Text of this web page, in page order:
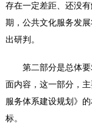
存在一定差距、还没有
期，公共文化服务发
出研判。
第二部分是总体
面内容，这一部分，
服务体系建设规划》
标。